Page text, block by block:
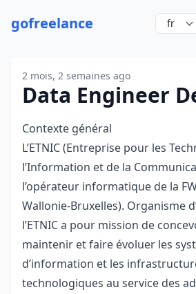
gofreelance
2 mois, 2 semaines ago
Data Engineer
Contexte général
L’ETNIC (Entreprise pour les
l’Information et de la
l’opérateur informatique de la
Wallonie-Bruxelles). Organisme
l’ETNIC a pour mission de
maintenir et faire évoluer les
d’information et les
technologiques au service des